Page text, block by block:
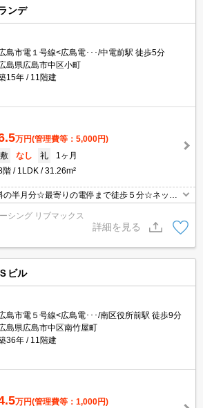
ンデ
島市電１号線<広島電･･･/中電前駅 徒歩5分
島県広島市中区小町
15年
11階建
万円(管理費等：5,000円)
敷
なし 礼
1ヶ月
階
1LDK 31.26m²
半月分☆最寄りの電停まで徒歩５分☆ネット
ステムキッチン☆モニタ付オートロック完備
安心♪温水洗浄便座や独立洗面台あり☆近隣のス
で徒歩圏内でお買い物らくらく☆彡
シング リブマックス
詳細を見る
ビル
島市電５号線<広島電･･･/南区役所前駅 徒歩9分
島県広島市中区南竹屋町
36年
11階建
万円(管理費等：1,000円)